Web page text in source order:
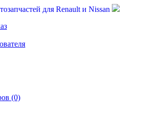
для Renault и Nissan
(0)